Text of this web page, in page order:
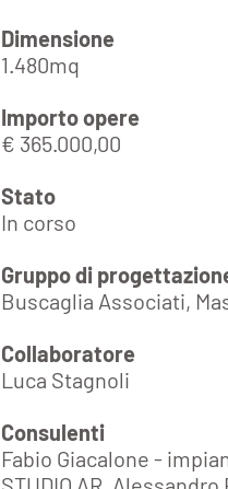
Dimensione
1.480mq
Importo opere
€ 365.000,00
Stato
In corso
Gruppo di
Buscaglia Associati,
Collaboratore
Luca Stagnoli
Consulenti
Fabio Giacalone -